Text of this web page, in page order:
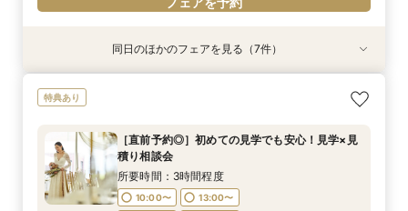
8/13 (木)
【直前予約◎】初めての見学でも安心！見学×見
10:00〜
15:00〜
17:00〜
8/13 (木)
［タイパ重視］90分で相談会＆館内見学フェア
10:00〜
13:00〜
15:00〜
19:00〜
8/13 (木)
☆【衣裳重視】ドレスサロンでの試着メインフェ
10:00〜
16:00〜
8/13 (木)
［韓国風レタッチが人気！］フォトウエディング
10:00〜
14:00〜
16:00〜
18:00〜
特典あり
8/13 (木)
10:00〜
特典あり
8/13 (木)
［★平日限定★］全館ゆったり見学×絶品ランチ
10:00〜
特典あり
8/13 (木)
平日【予算も安心◎】6ヶ月以内★マタニティ＆
10:00〜
同日のほかのフェアを見る（7件）
特典あり
［直前予約◎］初めての見学でも安心！見学×見
積り相談会
所要時間：3時間程度
10:00〜
13:00〜